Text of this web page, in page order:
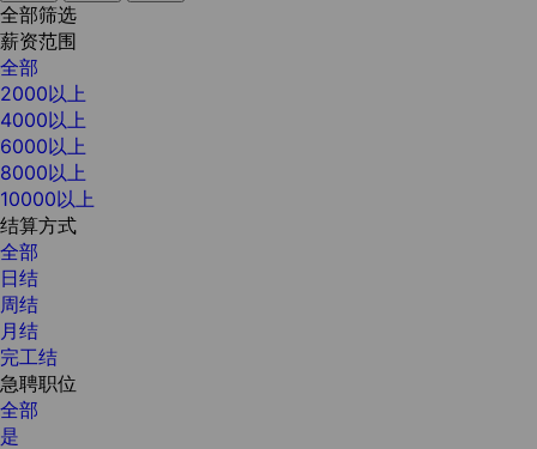
全部筛选
薪资范围
全部
2000以上
4000以上
6000以上
8000以上
10000以上
结算方式
全部
日结
周结
月结
完工结
急聘职位
全部
是